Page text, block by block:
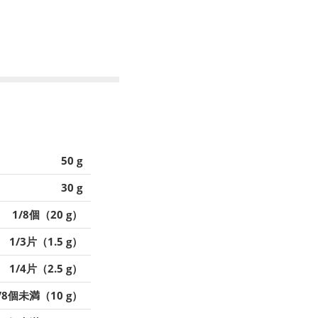
50 g
30 g
1/8個（20 g）
1/3片（1.5 g）
1/4片（2.5 g）
個未満（10 g）